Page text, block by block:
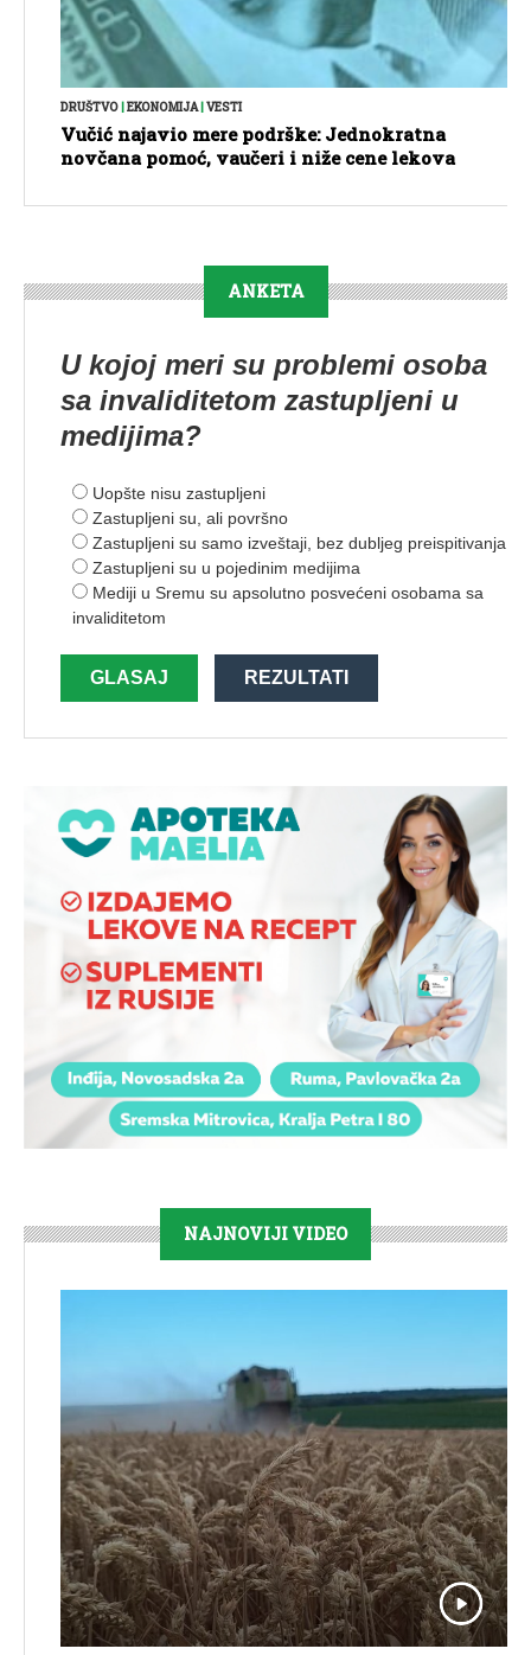
DRUŠTVO|EKONOMIJA|VESTI
Vučić najavio mere podrške: Jednokratna
novčana pomoć, vaučeri i niže cene lekova
ANKETA
U kojoj meri su problemi osoba
sa invaliditetom zastupljeni u
medijima?
Uopšte nisu zastupljeni
Zastupljeni su, ali površno
Zastupljeni su samo izveštaji, bez dubljeg preispitivanja
Zastupljeni su u pojedinim medijima
Mediji u Sremu su apsolutno posvećeni osobama sa
invaliditetom
GLASAJ REZULTATI
NAJNOVIJI VIDEO